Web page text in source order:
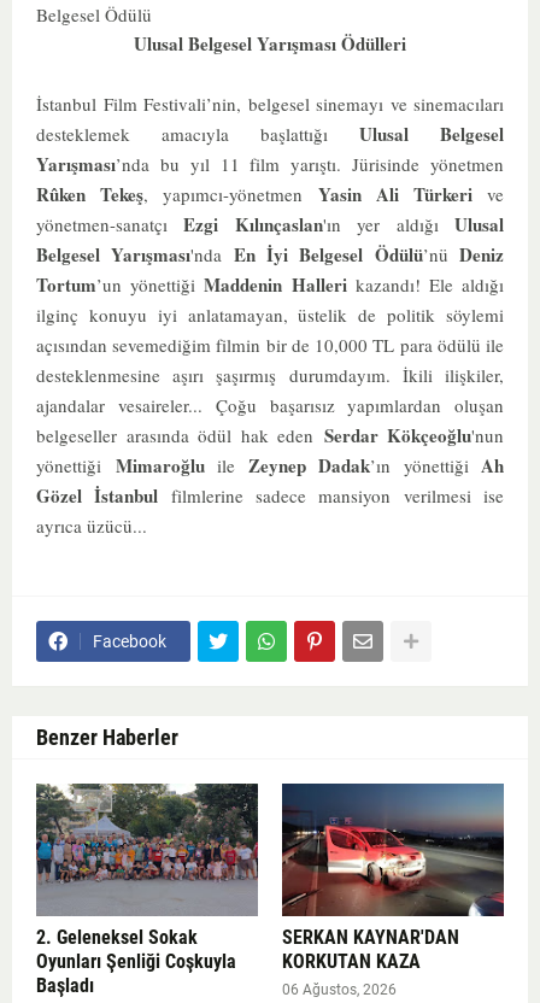
Belgesel Ödülü
Ulusal Belgesel Yarışması Ödülleri
İstanbul Film Festivali’nin, belgesel sinemayı ve sinemacıları
desteklemek amacıyla başlattığı Ulusal Belgesel
Yarışması’nda bu yıl 11 film yarıştı. Jürisinde yönetmen
Rûken Tekeş, yapımcı-yönetmen Yasin Ali Türkerive
yönetmen-sanatçıEzgi Kılınçaslan'ın yer aldığıUlusal
Belgesel Yarışması'nda En İyi Belgesel Ödülü’nüDeniz
Tortum’un yönettiğiMaddenin Hallerikazandı! Ele aldığı
ilginç konuyu iyi anlatamayan, üstelik de politik söylemi
açısından sevemediğim filmin bir de 10,000 TL para ödülü ile
desteklenmesine aşırı şaşırmış durumdayım. İkili ilişkiler,
ajandalar vesaireler...Çoğu başarısız yapımlardan oluşan
belgeseller arasında ödül hak eden Serdar Kökçeoğlu'nun
yönettiği Mimaroğluile Zeynep Dadak’ın yönettiği Ah
Gözel İstanbul filmlerine sadece mansiyon verilmesi ise
ayrıca üzücü...
Facebook
Benzer Haberler
2. Geleneksel Sokak
Oyunları Şenliği Coşkuyla
Başladı
SERKAN KAYNAR'DAN
KORKUTAN KAZA
06 Ağustos, 2026